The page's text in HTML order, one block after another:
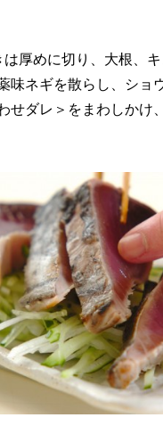
厚めに切り、大根、
味ネギを散らし、ショ
せダレ＞をまわしかけ